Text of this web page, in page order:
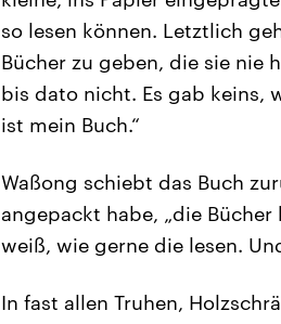
so lesen können. Letztlich
Bücher zu geben, die sie nie
bis dato nicht. Es gab keins,
ist mein Buch.“
Waßong schiebt das Buch
angepackt habe, „die
weiß, wie gerne die lesen.
In fast allen Truhen,